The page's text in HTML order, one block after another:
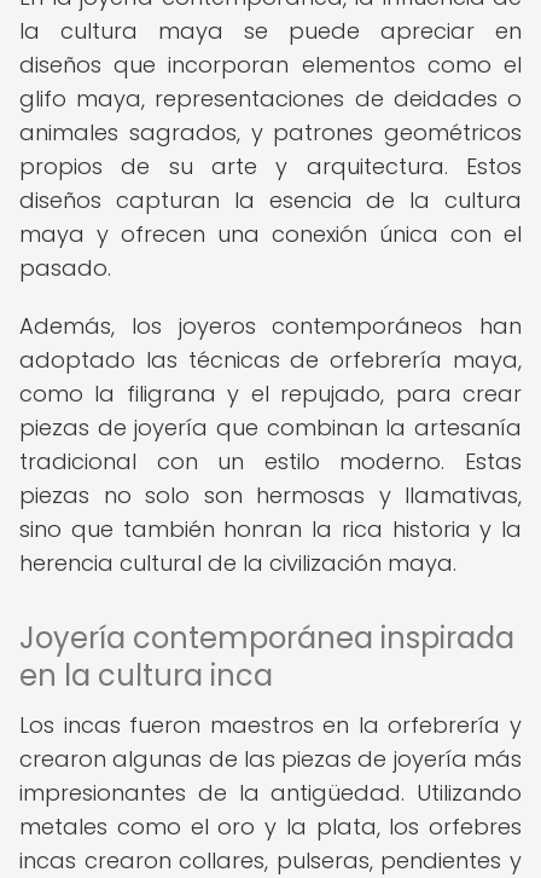
la cultura maya se puede apreciar en
diseños que incorporan elementos como el
glifo maya, representaciones de deidades o
animales sagrados, y patrones geométricos
propios de su arte y arquitectura. Estos
diseños capturan la esencia de la cultura
maya y ofrecen una conexión única con el
pasado.
Además, los joyeros contemporáneos han
adoptado las técnicas de orfebrería maya,
como la filigrana y el repujado, para crear
piezas de joyería que combinan la artesanía
tradicional con un estilo moderno. Estas
piezas no solo son hermosas y llamativas,
sino que también honran la rica historia y la
herencia cultural de la civilización maya.
Joyería contemporánea inspirada
en la cultura inca
Los incas fueron maestros en la orfebrería y
crearon algunas de las piezas de joyería más
impresionantes de la antigüedad. Utilizando
metales como el oro y la plata, los orfebres
incas crearon collares, pulseras, pendientes y